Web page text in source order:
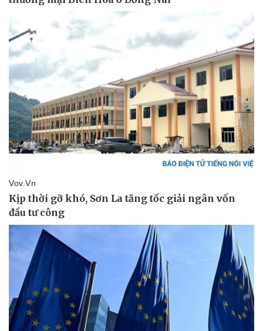
Pháp luật
Vụ án
Tin nóng
Tư vấn luật
Quân sự - Quốc phòng
Việt Nam
Phân tích